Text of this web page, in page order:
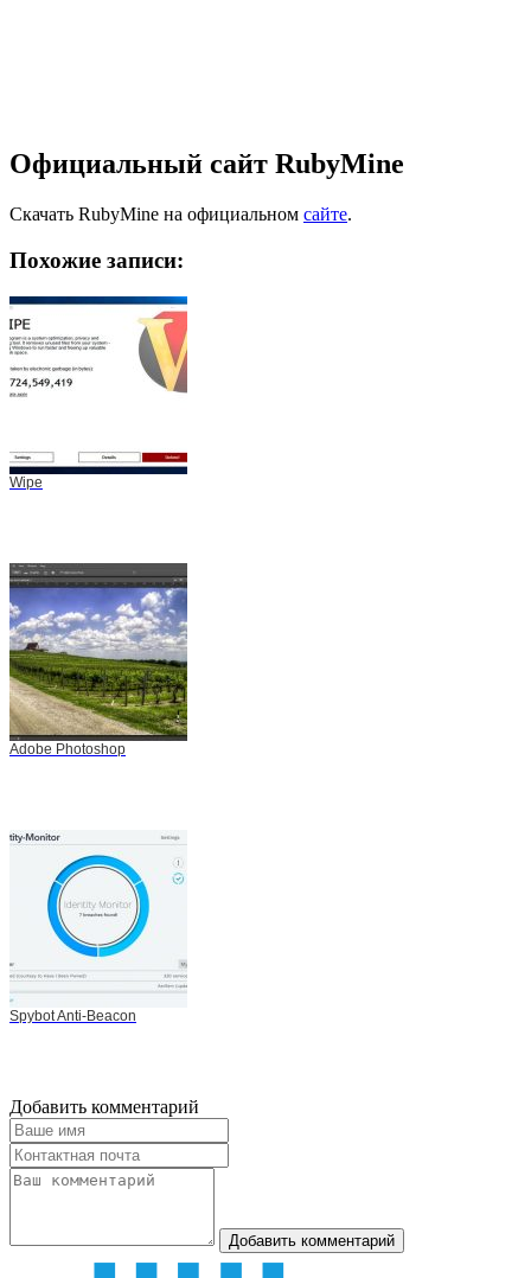
Официальный сайт RubyMine
Скачать RubyMine на официальном сайте.
Похожие записи:
Wipe
Adobe Photoshop
Spybot Anti-Beacon
Добавить комментарий
Добавить комментарий